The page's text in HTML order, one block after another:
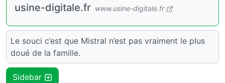
usine-digitale.fr www.usine-digitale.fr
Le souci c’est que Mistral n’est pas vraiment le plus
doué de la famille.
Sidebar